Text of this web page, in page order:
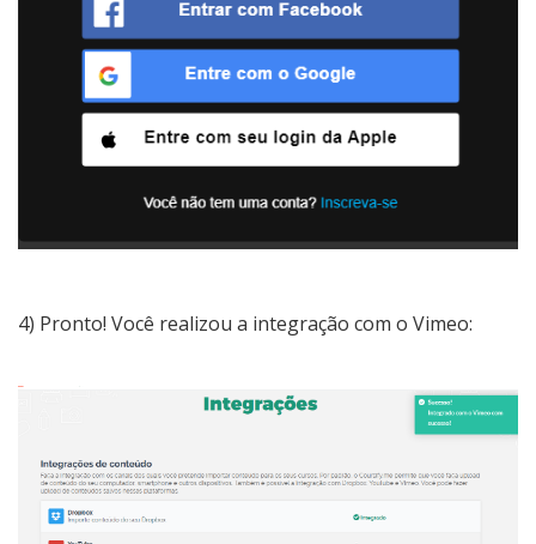
4) Pronto! Você realizou a integração com o Vimeo: